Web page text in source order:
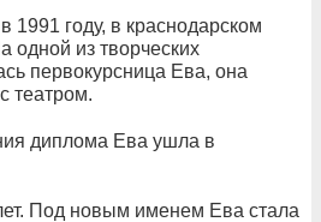
1991 году, в краснодарском
одной из творческих
первокурсница Ева, она
театром.
диплома Ева ушла в
Под новым именем Ева стала